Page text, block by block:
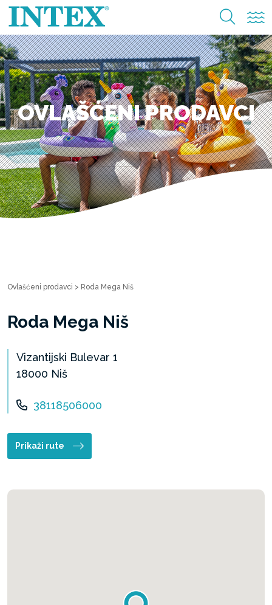
OVLAŠĆENI PRODAVCI
Ovlašćeni prodavci > Roda Mega Niš
Roda Mega Niš
Vizantijski Bulevar 1
18000 Niš
38118506000
Prikaži rute